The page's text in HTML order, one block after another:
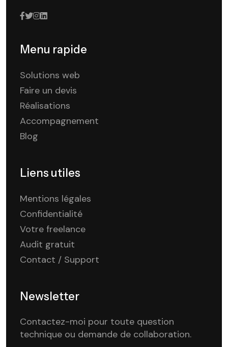
Menu rapide
Solutions web
Faire un devis
Réalisations
Accompagnement
Blog
Liens utiles
Mentions légales
Confidentialité
Votre freelance
Audit gratuit
Contact / Support
Newsletter
Contactez-moi pour toute question
technique ou demande de collaboration.